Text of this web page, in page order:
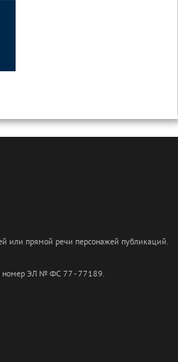
или прямой речи персонажей публикаций.
номер ЭЛ № ФС 77 - 77189.